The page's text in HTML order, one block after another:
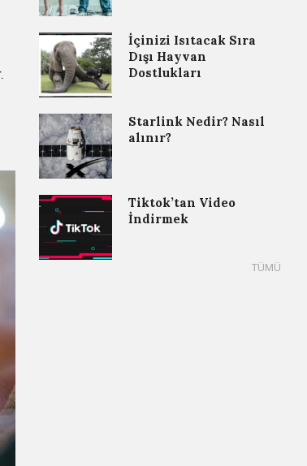
İçinizi Isıtacak Sıra
Dışı Hayvan
Dostlukları
Starlink Nedir? Nasıl
alınır?
Tiktok’tan Video
İndirmek